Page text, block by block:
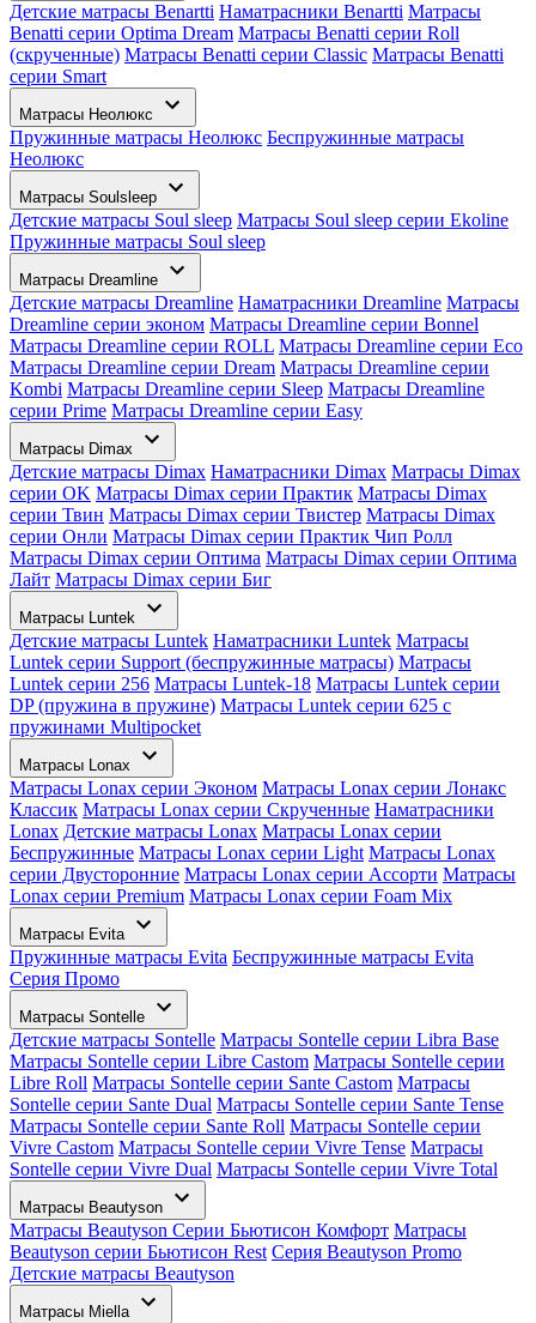
Детские матрасы Benartti Наматрасники Benartti Матрасы
Benatti серии Optima Dream Матрасы Benatti серии Roll
(скрученные) Матрасы Benatti серии Classic Матрасы Benatti
серии Smart
Матрасы Неолюкс
Пружинные матрасы Неолюкс Беспружинные матрасы
Неолюкс
Матрасы Soulsleep
Детские матрасы Soul sleep Матрасы Soul sleep серии Ekoline
Пружинные матрасы Soul sleep
Матрасы Dreamline
Детские матрасы Dreamline Наматрасники Dreamline Матрасы
Dreamline серии эконом Матрасы Dreamline серии Bonnel
Матрасы Dreamline серии ROLL Матрасы Dreamline серии Eco
Матрасы Dreamline серии Dream Матрасы Dreamline серии
Kombi Матрасы Dreamline серии Sleep Матрасы Dreamline
серии Prime Матрасы Dreamline серии Easy
Матрасы Dimax
Детские матрасы Dimax Наматрасники Dimax Матрасы Dimax
серии OK Матрасы Dimax серии Практик Матрасы Dimax
серии Твин Матрасы Dimax серии Твистер Матрасы Dimax
серии Онли Матрасы Dimax серии Практик Чип Ролл
Матрасы Dimax серии Оптима Матрасы Dimax серии Оптима
Лайт Матрасы Dimax серии Биг
Матрасы Luntek
Детские матрасы Luntek Наматрасники Luntek Матрасы
Luntek серии Support (беспружинные матрасы) Матрасы
Luntek серии 256 Матрасы Luntek-18 Матрасы Luntek серии
DP (пружина в пружине) Матрасы Luntek серии 625 с
пружинами Multipocket
Матрасы Lonax
Матрасы Lonax серии Эконом Матрасы Lonax серии Лонакс
Классик Матрасы Lonax серии Скрученные Наматрасники
Lonax Детские матрасы Lonax Матрасы Lonax серии
Беспружинные Матрасы Lonax серии Light Матрасы Lonax
серии Двусторонние Матрасы Lonax серии Ассорти Матрасы
Lonax серии Premium Матрасы Lonax серии Foam Mix
Матрасы Evita
Пружинные матрасы Evita Беспружинные матрасы Evita
Серия Промо
Матрасы Sontelle
Детские матрасы Sontelle Матрасы Sontelle серии Libra Base
Матрасы Sontelle серии Libre Castom Матрасы Sontelle серии
Libre Roll Матрасы Sontelle серии Sante Castom Матрасы
Sontelle серии Sante Dual Матрасы Sontelle серии Sante Tense
Матрасы Sontelle серии Sante Roll Матрасы Sontelle серии
Vivre Castom Матрасы Sontelle серии Vivre Tense Матрасы
Sontelle серии Vivre Dual Матрасы Sontelle серии Vivre Total
Матрасы Beautyson
Матрасы Beautyson Серии Бьютисон Комфорт Матрасы
Beautyson серии Бьютисон Rest Серия Beautyson Promo
Детские матрасы Beautyson
Матрасы Miella